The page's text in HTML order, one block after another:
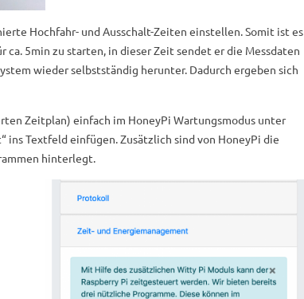
Hochfahr- und Ausschalt-Zeiten einstellen. Somit ist es
ca. 5min zu starten, in dieser Zeit sendet er die Messdaten
wieder selbstständig herunter. Dadurch ergeben sich
Zeitplan) einfach im HoneyPi Wartungsmodus unter
ins Textfeld einfügen. Zusätzlich sind von HoneyPi die
hinterlegt.